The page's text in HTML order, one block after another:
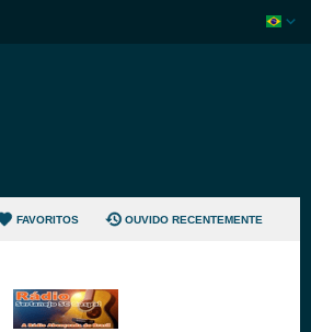
FAVORITOS OUVIDO RECENTEMENTE